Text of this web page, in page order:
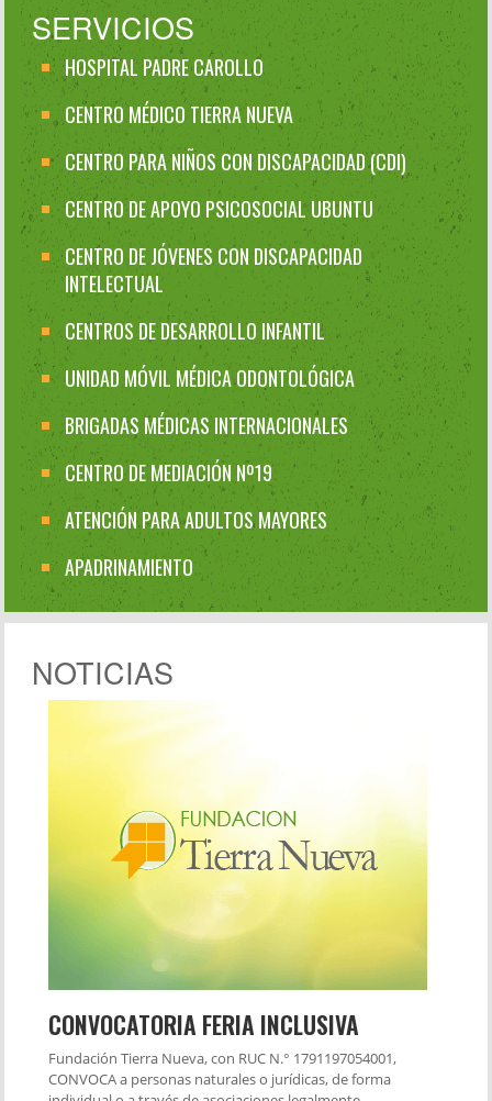
SERVICIOS
HOSPITAL PADRE CAROLLO
CENTRO MÉDICO TIERRA NUEVA
CENTRO PARA NIÑOS CON DISCAPACIDAD (CDI)
CENTRO DE APOYO PSICOSOCIAL UBUNTU
CENTRO DE JÓVENES CON DISCAPACIDAD
INTELECTUAL
CENTROS DE DESARROLLO INFANTIL
UNIDAD MÓVIL MÉDICA ODONTOLÓGICA
BRIGADAS MÉDICAS INTERNACIONALES
CENTRO DE MEDIACIÓN Nº19
ATENCIÓN PARA ADULTOS MAYORES
APADRINAMIENTO
NOTICIAS
CONVOCATORIA FERIA INCLUSIVA
Fundación Tierra Nueva, con RUC N.° 1791197054001,
CONVOCA a personas naturales o jurídicas, de forma